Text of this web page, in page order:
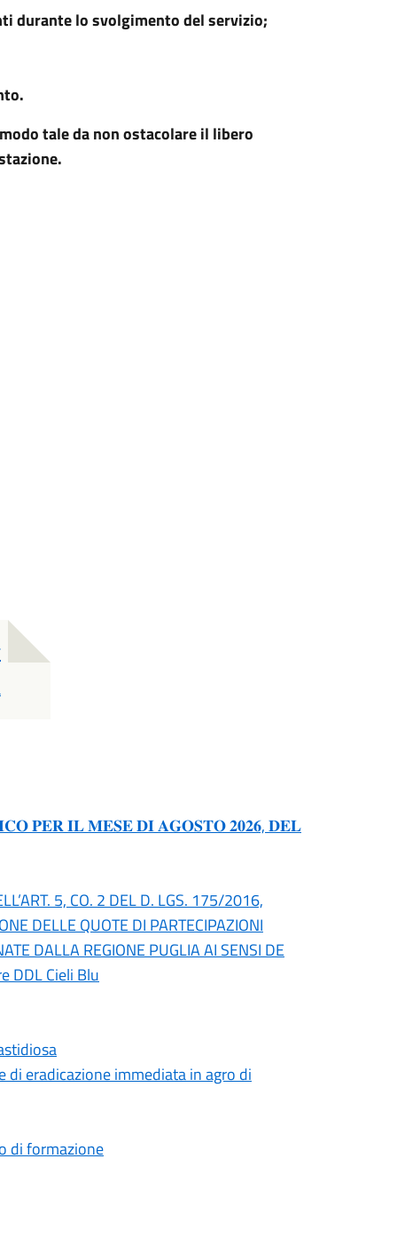
durante lo svolgimento del servizio;
tale da non ostacolare il libero
𝐏𝐄𝐑 𝐈𝐋 𝐌𝐄𝐒𝐄 𝐃𝐈 𝐀𝐆𝐎𝐒𝐓𝐎 𝟐𝟎𝟐𝟔, 𝐃𝐄𝐋
5, CO. 2 DEL D. LGS. 175/2016,
DELLE QUOTE DI PARTECIPAZIONI
DALLA REGIONE PUGLIA AI SENSI DE
DDL Cieli Blu
di eradicazione immediata in agro di
di formazione